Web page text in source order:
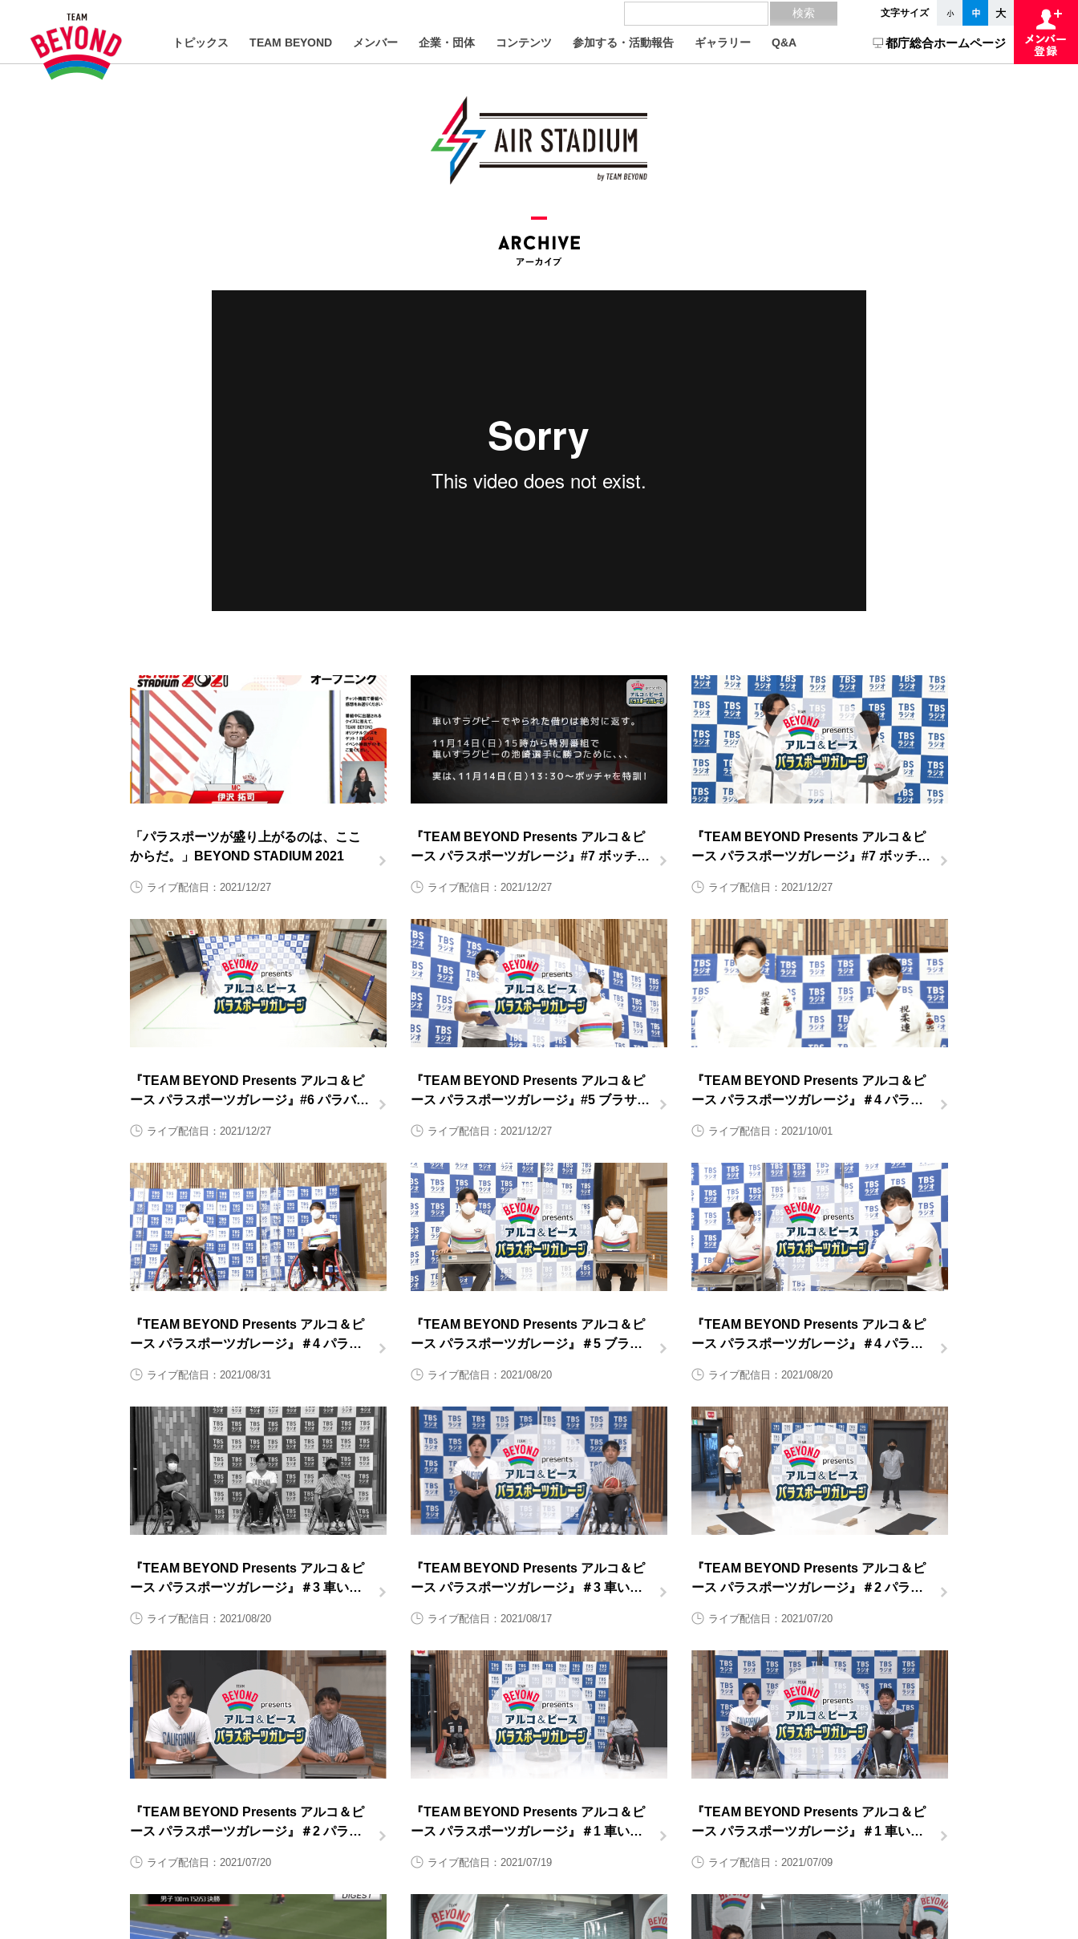
文字サイズ
トピックス TEAM BEYOND メンバー 企業・団体 コンテンツ 参加する・活動報告 ギャラリー Q&A 都庁総合ホームページ
「パラスポーツが盛り上がるのは、ここ
からだ。」BEYOND STADIUM 2021
ライブ配信日：2021/12/27
『TEAM BEYOND Presents アルコ＆ピ
ース パラスポーツガレージ』#7 ボッチャ
ライブ配信日：2021/12/27
『TEAM BEYOND Presents アルコ＆ピ
ース パラスポーツガレージ』#7 ボッチャ
ライブ配信日：2021/12/27
『TEAM BEYOND Presents アルコ＆ピ
ース パラスポーツガレージ』#6 パラバド
ライブ配信日：2021/12/27
『TEAM BEYOND Presents アルコ＆ピ
ース パラスポーツガレージ』#5 ブラサカ
ライブ配信日：2021/12/27
『TEAM BEYOND Presents アルコ＆ピ
ース パラスポーツガレージ』＃4 パラ柔
ライブ配信日：2021/10/01
『TEAM BEYOND Presents アルコ＆ピ
ース パラスポーツガレージ』＃4 パラバ
ライブ配信日：2021/08/31
『TEAM BEYOND Presents アルコ＆ピ
ース パラスポーツガレージ』＃5 ブラサ
ライブ配信日：2021/08/20
『TEAM BEYOND Presents アルコ＆ピ
ース パラスポーツガレージ』＃4 パラ柔
ライブ配信日：2021/08/20
『TEAM BEYOND Presents アルコ＆ピ
ース パラスポーツガレージ』＃3 車いす
ライブ配信日：2021/08/20
『TEAM BEYOND Presents アルコ＆ピ
ース パラスポーツガレージ』＃3 車いす
ライブ配信日：2021/08/17
『TEAM BEYOND Presents アルコ＆ピ
ース パラスポーツガレージ』＃2 パラ陸
ライブ配信日：2021/07/20
『TEAM BEYOND Presents アルコ＆ピ
ース パラスポーツガレージ』＃2 パラ陸
ライブ配信日：2021/07/20
『TEAM BEYOND Presents アルコ＆ピ
ース パラスポーツガレージ』＃1 車いす
ライブ配信日：2021/07/19
『TEAM BEYOND Presents アルコ＆ピ
ース パラスポーツガレージ』＃1 車いす
ライブ配信日：2021/07/09